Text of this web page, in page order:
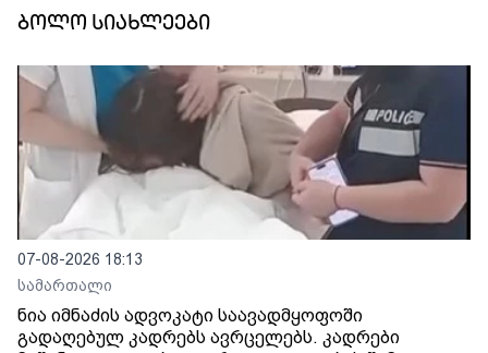
ბოლო სიახლეები
07-08-2026 18:13
სამართალი
ნია იმნაძის ადვოკატი საავადმყოფოში
გადაღებულ კადრებს ავრცელებს. კადრები